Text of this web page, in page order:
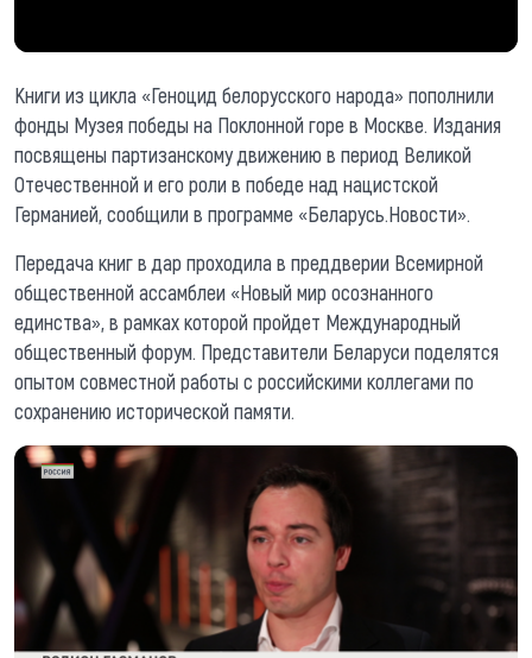
Книги из цикла «Геноцид белорусского народа» пополнили
фонды Музея победы на Поклонной горе в Москве. Издания
посвящены партизанскому движению в период Великой
Отечественной и его роли в победе над нацистской
Германией, сообщили в программе «Беларусь.Новости».
Передача книг в дар проходила в преддверии Всемирной
общественной ассамблеи «Новый мир осознанного
единства», в рамках которой пройдет Международный
общественный форум. Представители Беларуси поделятся
опытом совместной работы с российскими коллегами по
сохранению исторической памяти.